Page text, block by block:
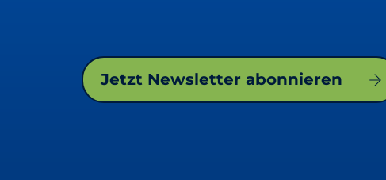
Jetzt Newsletter abonnieren